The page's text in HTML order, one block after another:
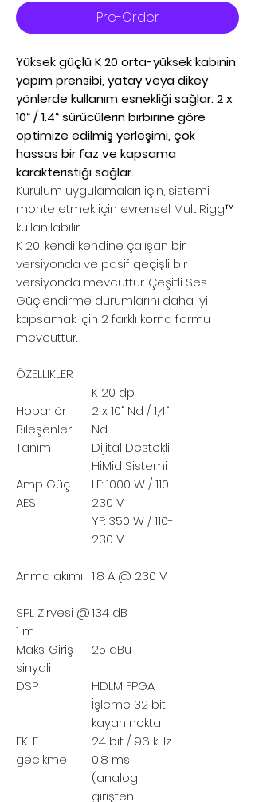
Pre-Order
Yüksek güçlü K 20 orta-yüksek kabinin
yapım prensibi, yatay veya dikey
yönlerde kullanım esnekliği sağlar. 2 x
10“ / 1.4“ sürücülerin birbirine göre
optimize edilmiş yerleşimi, çok
hassas bir faz ve kapsama
karakteristiği sağlar.
Kurulum uygulamaları için, sistemi
monte etmek için evrensel MultiRigg™
kullanılabilir.
K 20, kendi kendine çalışan bir
versiyonda ve pasif geçişli bir
versiyonda mevcuttur. Çeşitli Ses
Güçlendirme durumlarını daha iyi
kapsamak için 2 farklı korna formu
mevcuttur.
ÖZELLIKLER
K 20 dp
Hoparlör
Bileşenleri
2 x 10“ Nd / 1,4“
Nd
Tanım
Dijital Destekli
HiMid Sistemi
Amp Güç
AES
LF: 1000 W / 110-
230 V
YF: 350 W / 110-
230 V
Anma akımı 1,8 A @ 230 V
SPL Zirvesi @
1 m
134 dB
Maks. Giriş
sinyali
25 dBu
DSP
HDLM FPGA
İşleme 32 bit
kayan nokta
EKLE
24 bit / 96 kHz
gecikme
0,8 ms
(analog
girişten